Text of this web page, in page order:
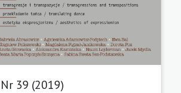
Nr 39 (2019)